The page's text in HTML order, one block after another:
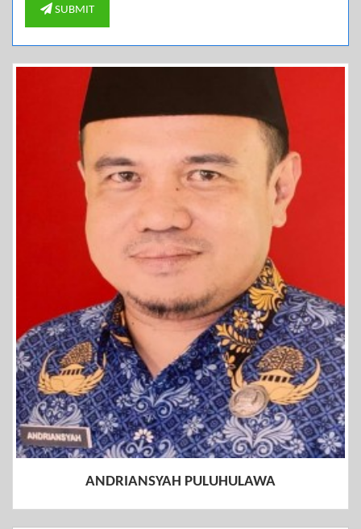
SUBMIT
ANDRIANSYAH PULUHULAWA